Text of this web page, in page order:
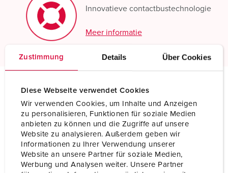
Zustimmung Details Über Cookies
Diese Webseite verwendet Cookies
Wir verwenden Cookies, um Inhalte und Anzeigen
zu personalisieren, Funktionen für soziale Medien
anbieten zu können und die Zugriffe auf unsere
Website zu analysieren. Außerdem geben wir
Informationen zu Ihrer Verwendung unserer
Website an unsere Partner für soziale Medien,
Werbung und Analysen weiter. Unsere Partner
Innovatieve contactbustechnologie
Meer informatie
Inbouwcontactdoos 1147A
Ampère 63 A
Polen 3 p